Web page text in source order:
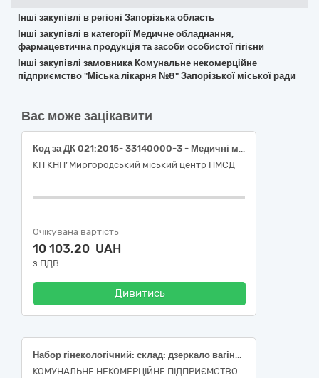
Інші закупівлі в регіоні Запорізька область
Інші закупівлі в категорії Медичне обладнання,
фармацевтична продукція та засоби особистої гігієни
Інші закупівлі замовника Комунальне некомерційне
підприємство "Міська лікарня №8" Запорізької міської ради
Вас може зацікавити
Код за ДК 021:2015- 33140000-3 - Медичні матеріали (бинт, вата, пластир)
КП КНП"Миргородський міський центр ПМСД
Очікувана вартість
10 103,20 UAH
з ПДВ
Дивитись
Набор гінекологічний: склад: дзеркало вагінальне : розмір M - 1 шт.,щіточка гінекологічна цервікальна : 1 шт., пелюшка гігієнічна : 1 шт., бахіли : 1 пара, рукавички медичні : розмір M - 1 пара;; Простирадло медичне одноразове, нестерильне 0,8х100 м, спанбонд, щ. 20 г/м2, без перфорації; Рукавички медичні оглядові; Респіратор одноразовий, протипиловий, FFP2, без клапану видиху, без НЕРА фільтру
КОМУНАЛЬНЕ НЕКОМЕРЦІЙНЕ ПІДПРИЄМСТВО